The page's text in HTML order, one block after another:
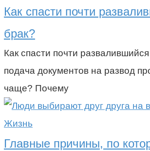
Как спасти почти
брак?
Как спасти почти
подача документов на развод
чаще? Почему
Жизнь
Главные причины, по